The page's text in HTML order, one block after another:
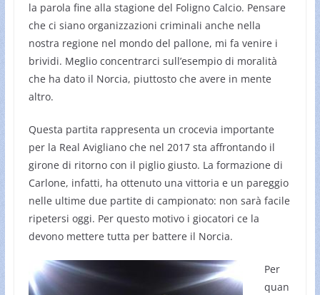
la parola fine alla stagione del Foligno Calcio. Pensare
che ci siano organizzazioni criminali anche nella
nostra regione nel mondo del pallone, mi fa venire i
brividi. Meglio concentrarci sull’esempio di moralità
che ha dato il Norcia, piuttosto che avere in mente
altro.
Questa partita rappresenta un crocevia importante
per la Real Avigliano che nel 2017 sta affrontando il
girone di ritorno con il piglio giusto. La formazione di
Carlone, infatti, ha ottenuto una vittoria e un pareggio
nelle ultime due partite di campionato: non sarà facile
ripetersi oggi. Per questo motivo i giocatori ce la
devono mettere tutta per battere il Norcia.
Per
quan